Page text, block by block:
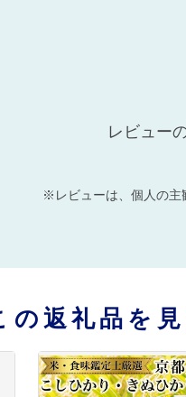
レビュー
※レビューは、個人の主
の返礼品を